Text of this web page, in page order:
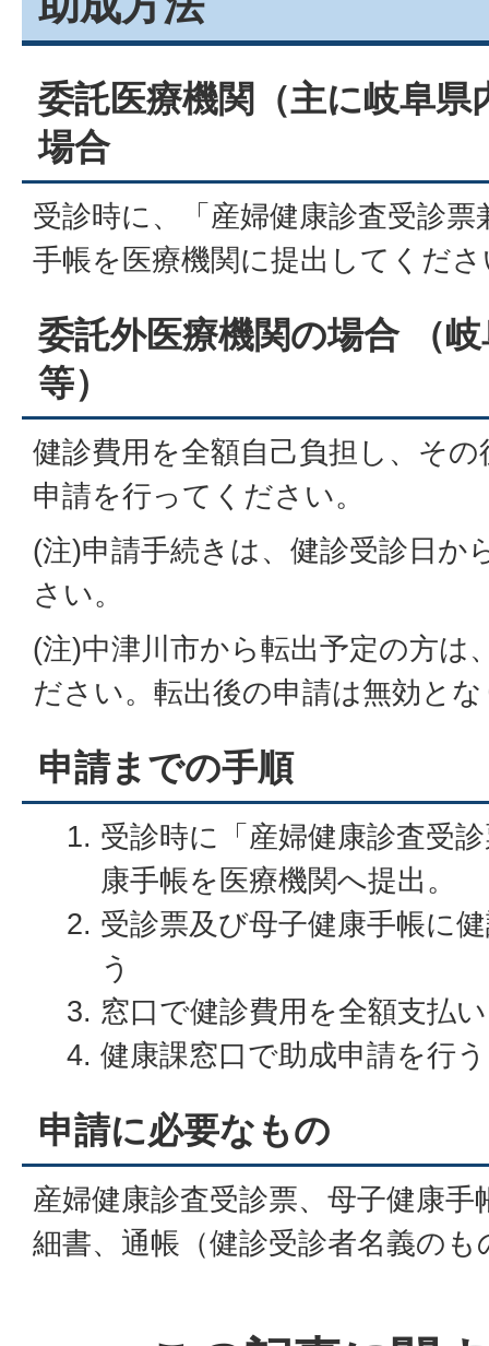
委託医療機関（主に岐阜県
場合
受診時に、「産婦健康診査受診
手帳を医療機関に提出してくだ
委託外医療機関の場合 （
等）
健診費用を全額自己負担し、そ
申請を行ってください。
(注)申請手続きは、健診受診日か
さい。
(注)中津川市から転出予定の方は
ださい。転出後の申請は無効と
申請までの手順
受診時に「産婦健康診査受
康手帳を医療機関へ提出。
受診票及び母子健康手帳に
う
窓口で健診費用を全額支払
健康課窓口で助成申請を行
申請に必要なもの
産婦健康診査受診票、母子健康手
細書、通帳（健診受診者名義のも